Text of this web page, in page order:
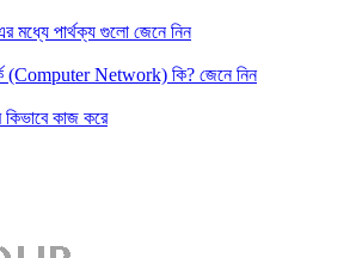
মধ্যে পার্থক্য গুলো জেনে নিন
(Computer Network) কি? জেনে নিন
কাজ করে